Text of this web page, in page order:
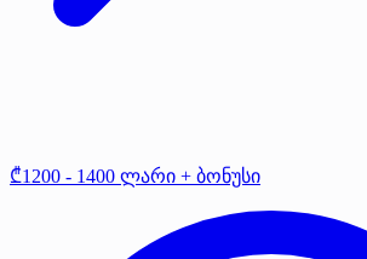
₾1200 - 1400 ლარი + ბონუსი